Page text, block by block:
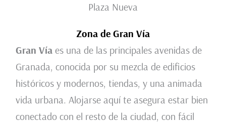
Plaza Nueva
Zona de Gran Vía
Gran Víaes una de las principales avenidas de
Granada, conocida por su mezcla de edificios
históricos y modernos, tiendas, y una animada
vida urbana. Alojarse aquí te asegura estar bien
conectado con el resto de la ciudad, con fácil